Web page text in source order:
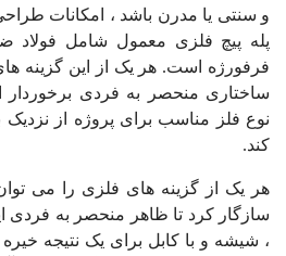
و سنتی یا مدرن باشد ، امکانات
پله پیچ فلزی معمول شامل فولاد
فرفورژه است. هر یک از این گزینه
ساختاری منحصر به فردی برخوردار
نوع فلز مناسب برای پروژه از
کند.
هر یک از گزینه های فلزی را می
سازگار کرد تا ظاهر منحصر به فردی
، شیشه و با کابل برای یک نتیجه